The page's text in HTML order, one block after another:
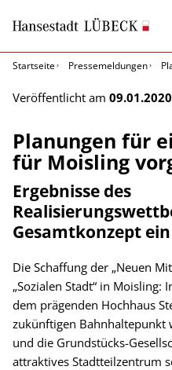
Startseite
Pressemeldungen
Veröffentlicht am 09.01.2020
Planungen für
für Moisling
Ergebnisse des
Gesamtkonzept ein
Die Schaffung der „Neuen
„Sozialen Stadt“ in Moisling:
dem prägenden Hochhaus
zukünftigen Bahnhaltepunkt
und die Grundstücks-
attraktives Stadtteilzentrum